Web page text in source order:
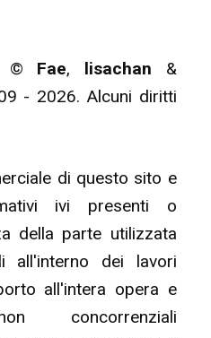
© Fae, lisachan &
- 2026. Alcuni diritti
di questo sito e
ivi presenti o
della parte utilizzata
all'interno dei lavori
all'intera opera e